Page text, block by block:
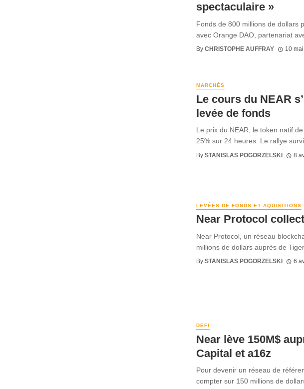
spectaculaire »
Fonds de 800 millions de dollars
avec Orange DAO, partenariat
By CHRISTOPHE AUFFRAY 10
MARCHÉS
Le cours du NEAR
levée de fonds
Le prix du NEAR, le token natif
25% sur 24 heures. Le rallye
By STANISLAS POGORZELSKI 8
LEVÉES DE FONDS ET AQUISITIONS
Near Protocol
Near Protocol, un réseau
millions de dollars auprès de
By STANISLAS POGORZELSKI 6
DEFI
Near lève 150M$
Capital et a16z
Pour devenir un réseau de
compter sur 150 millions de